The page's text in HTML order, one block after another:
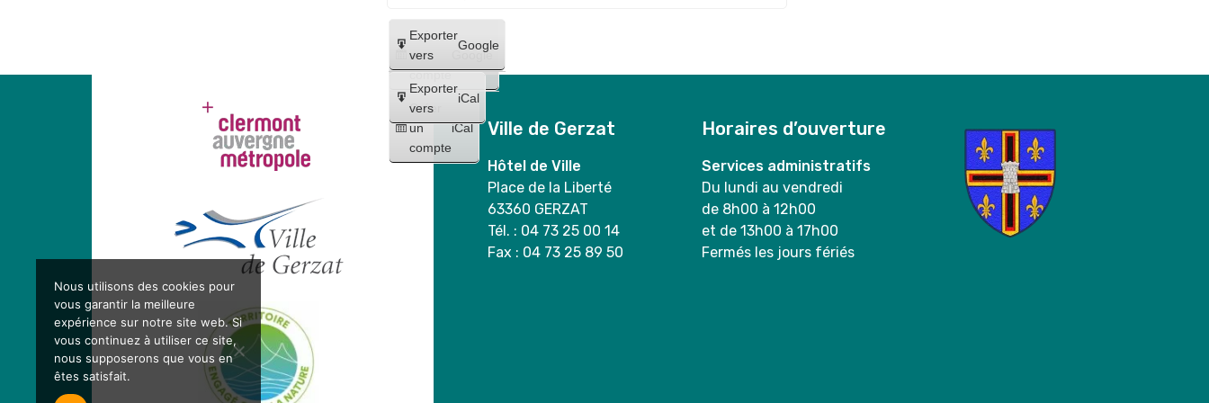
Créer
un
compte
Google
Créer
un
compte
iCal
Exporter
vers
Google
Exporter
vers
iCal
Ville de Gerzat
Hôtel de Ville
Place de la Liberté
63360 GERZAT
Tél. : 04 73 25 00 14
Fax : 04 73 25 89 50
Horaires d’ouverture
Services administratifs
Du lundi au vendredi
de 8h00 à 12h00
et de 13h00 à 17h00
Fermés les jours fériés
Nous utilisons des cookies pour
vous garantir la meilleure
expérience sur notre site web. Si
vous continuez à utiliser ce site,
nous supposerons que vous en
êtes satisfait.